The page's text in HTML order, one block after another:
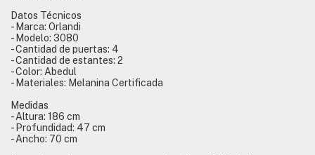
Datos Técnicos
- Marca: Orlandi
- Modelo: 3080
- Cantidad de puertas: 4
- Cantidad de estantes: 2
- Color: Abedul
- Materiales: Melanina Certificada
Medidas
- Altura: 186 cm
- Profundidad: 47 cm
- Ancho: 70 cm